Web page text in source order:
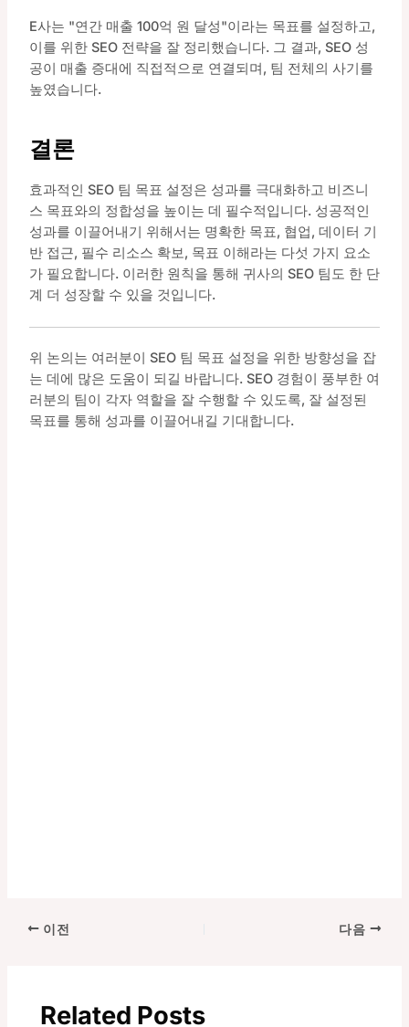
E사는 "연간 매출 100억 원 달성"이라는 목표를 설정하고,
이를 위한 SEO 전략을 잘 정리했습니다. 그 결과, SEO 성
공이 매출 증대에 직접적으로 연결되며, 팀 전체의 사기를
높였습니다.
결론
효과적인 SEO 팀 목표 설정은 성과를 극대화하고 비즈니
스 목표와의 정합성을 높이는 데 필수적입니다. 성공적인
성과를 이끌어내기 위해서는 명확한 목표, 협업, 데이터 기
반 접근, 필수 리소스 확보, 목표 이해라는 다섯 가지 요소
가 필요합니다. 이러한 원칙을 통해 귀사의 SEO 팀도 한 단
계 더 성장할 수 있을 것입니다.
위 논의는 여러분이 SEO 팀 목표 설정을 위한 방향성을 잡
는 데에 많은 도움이 되길 바랍니다. SEO 경험이 풍부한 여
러분의 팀이 각자 역할을 잘 수행할 수 있도록, 잘 설정된
목표를 통해 성과를 이끌어내길 기대합니다.
이전 다음
Related Posts